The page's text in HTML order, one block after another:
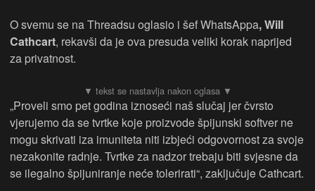
O svemu se na Threadsu oglasio i šef WhatsAppa, Will
Cathcart, rekavši da je ova presuda veliki korak naprijed
za privatnost.
„Proveli smo pet godina iznoseći naš slučaj jer čvrsto
vjerujemo da se tvrtke koje proizvode špijunski softver ne
mogu skrivati iza imuniteta niti izbjeći odgovornost za svoje
nezakonite radnje. Tvrtke za nadzor trebaju biti svjesne da
se ilegalno špijuniranje neće tolerirati“, zaključuje Cathcart.